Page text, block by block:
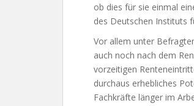
ob dies für sie einmal
des Deutschen Instituts
Vor allem unter
auch noch nach dem
vorzeitigen
durchaus erhebliches
Fachkräfte länger im